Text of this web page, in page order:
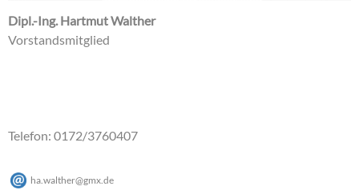
Dipl.-Ing. Hartmut Walther
Vorstandsmitglied
Telefon: 0172/3760407
ha.walther@gmx.de